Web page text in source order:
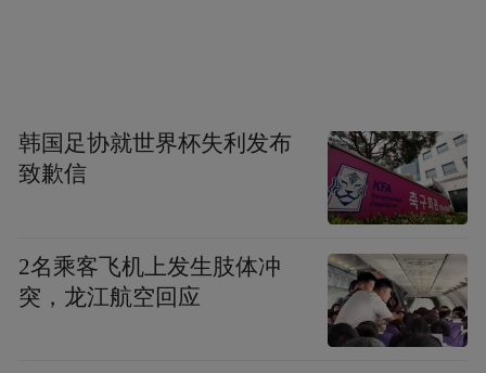
现场对浙江省《关于深化医疗器械监管改革
支持重点领域医疗器械创新的若干举措》进
行政策解读，并发布浙江省医疗器械检验研
究院宁波院区功能定位与服务举措。
该院区落地后，将大幅提升本地及周边企业
的医疗器械检验检测效率，实现检验时间缩
韩国足协就世界杯失利发布
致歉信
2名乘客飞机上发生肢体冲
突，龙江航空回应